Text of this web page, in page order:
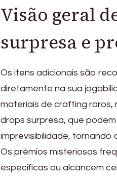
Visão geral
surpresa e
Os itens adicionais são
diretamente na sua
materiais de crafting raros,
drops surpresa, que
imprevisibilidade, tornando
Os prémios misteriosos
específicas ou alcancem